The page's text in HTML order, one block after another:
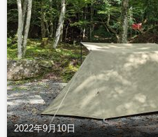
2022年9月10日